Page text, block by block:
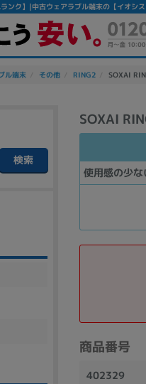
ンク】|中古ウェアラブル端末の【イオシ
ル端末 その他 RING2 SOXAI
SOXAI
使用感の少
商品番号
402329
検索
Thinkpad